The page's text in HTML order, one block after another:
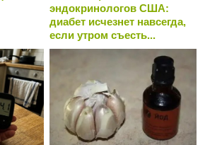
эндокринологов США:
диабет исчезнет навсегда,
если утром съесть...